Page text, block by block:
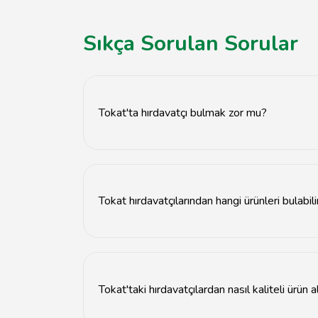
Sıkça Sorulan Sorular
Tokat'ta hırdavatçı bulmak zor mu?
Tokat hırdavatçılarından hangi ürünleri
Tokat'taki hırdavatçılardan nasıl kaliteli ürün